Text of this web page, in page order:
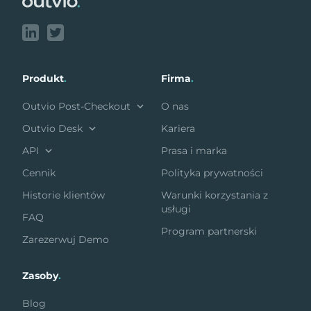
Produkt.
Outvio Post-Checkout
Outvio Desk
API
Cennik
Historie klientów
FAQ
Zarezerwuj Demo
Firma.
O nas
Kariera
Prasa i marka
Polityka prywatności
Warunki korzystania z
usługi
Program partnerski
Zasoby.
Blog